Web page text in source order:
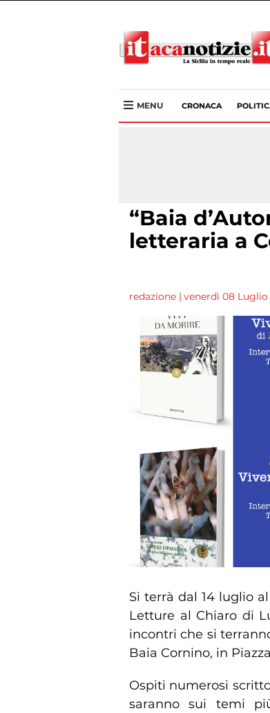
MENU CRONACA
“Baia
letteraria a
redazione | venerdì 08 Luglio
Si terrà dal 14 luglio
Letture al Chiaro di
incontri che si
Baia Cornino, in
Ospiti numerosi
saranno sui temi